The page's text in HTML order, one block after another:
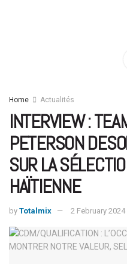
Home Actualités
INTERVIEW :
PETERSON
SUR LA
HAÏTIENNE
by Totalmix 2 February 2024